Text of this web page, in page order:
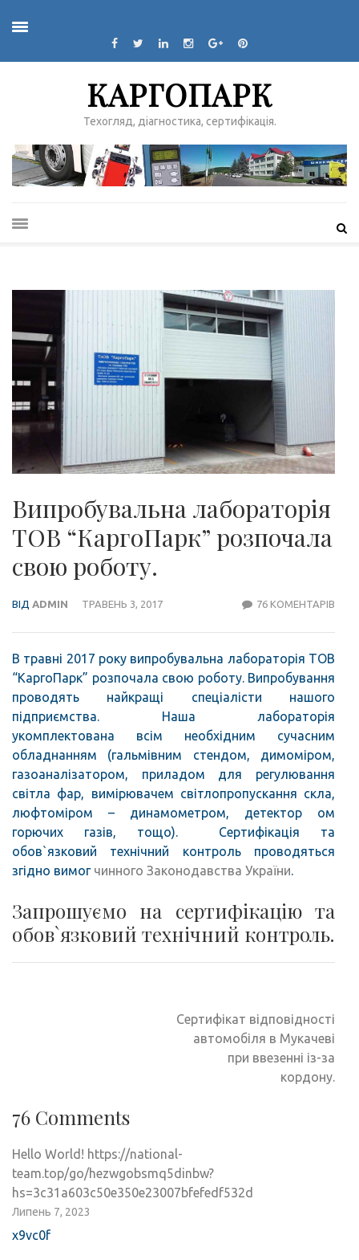
КАРГОПАРК
Техогляд, діагностика, сертифікація.
Випробувальна лабораторія
ТОВ “КаргоПарк” розпочала
свою роботу.
ВІД ADMIN ТРАВЕНЬ 3, 2017 76 КОМЕНТАРІВ
В травні 2017 року випробувальна лабораторія ТОВ
“КаргоПарк” розпочала свою роботу. Випробування
проводять найкращі спеціалісти нашого
підприємства. Наша лабораторія
укомплектована всім необхідним сучасним
обладнанням (гальмівним стендом, димоміром,
газоаналізатором, приладом для регулювання
світла фар, вимірювачем світлопропускання скла,
люфтоміром – динамометром, детектор ом
горючих газів, тощо). Сертифікація та
обов`язковий технічний контроль проводяться
згідно вимог чинного Законодавства України.
Запрошуємо на сертифікацію та
обов`язковий технічний контроль.
Сертифікат відповідності
автомобіля в Мукачеві
при ввезенні із-за
кордону.
76 Comments
Hello World! https://national-
team.top/go/hezwgobsmq5dinbw?
hs=3c31a603c50e350e23007bfefedf532d
Липень 7, 2023
x9vc0f